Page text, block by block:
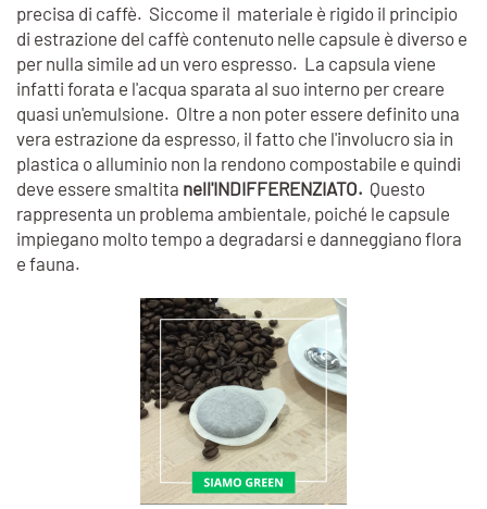
precisa di caffè. Siccome il materiale è rigido il principio
di estrazione del caffè contenuto nelle capsule è diverso e
per nulla simile ad un vero espresso. La capsula viene
infatti forata e l'acqua sparata al suo interno per creare
quasi un'emulsione. Oltre a non poter essere definito una
vera estrazione da espresso, il fatto che l'involucro sia in
plastica o alluminio non la rendono compostabile e quindi
deve essere smaltita nell'INDIFFERENZIATO. Questo
rappresenta un problema ambientale, poiché le capsule
impiegano molto tempo a degradarsi e danneggiano flora
e fauna.